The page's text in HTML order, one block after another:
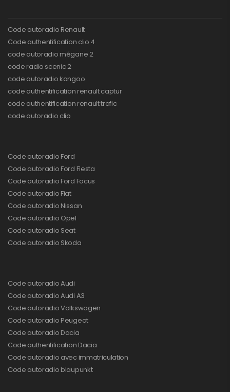
Code autoradio Renault
Code authentification clio 4
code autoradio mégane 2
code radio scenic 2
code autoradio kangoo
code authentification renault captur
code authentification renault trafic
code autoradio clio
Code autoradio Ford
Code autoradio Ford Fiesta
Code autoradio Ford Focus
Code autoradio Fiat
Code autoradio Nissan
Code autoradio Opel
Code autoradio Seat
Code autoradio Skoda
Code autoradio Audi
Code autoradio Audi A3
Code autoradio Volkswagen
Code autoradio Peugeot
Code autoradio Dacia
Code authentification Dacia
Code autoradio avec immatriculation
Code autoradio blaupunkt